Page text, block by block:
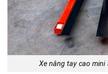
Xe nâng tay cao mini